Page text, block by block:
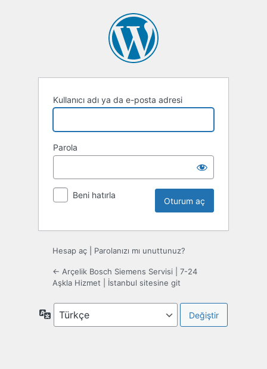
Kullanıcı adı ya da e-posta adresi
Parola
Beni hatırla
Hesap aç Parolanızı mı unuttunuz?
← Arçelik Bosch Siemens Servisi | 7-24
Aşkla Hizmet | İstanbul sitesine git
Dil